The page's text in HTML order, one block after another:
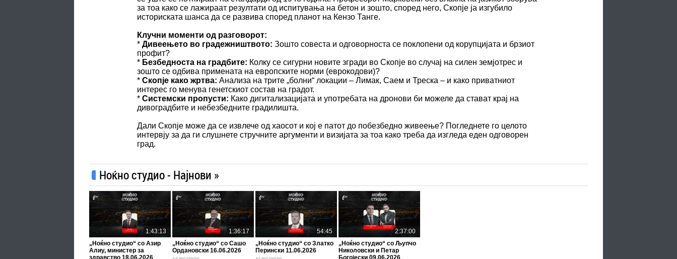
за тоа како се лажираат резултати од испитувања на бетон и зошто, според него, Скопје ја изгубило
историската шанса да се развива според планот на Кензо Танге.
Клучни моменти од разговорот:
* Дивеењето во градежништвото: Зошто совеста и одговорноста се поклопени од корупцијата и брзиот
профит?
* Безбедноста на градбите: Колку се сигурни новите згради во Скопје во случај на силен земјотрес и
зошто се одбива примената на европските норми (еврокодови)?
* Скопје како жртва: Анализа на трите „болни“ локации – Лимак, Саем и Треска – и како приватниот
интерес го менува генетскиот состав на градот.
* Системски пропусти: Како дигитализацијата и употребата на дронови би можеле да стават крај на
дивоградбите и небезбедните градилишта.
Дали Скопје може да се извлече од хаосот и кој е патот до побезбедно живеење? Погледнете го целото
интервју за да ги слушнете стручните аргументи и визијата за тоа како треба да изгледа еден одговорен
град.
Ноќно студио - Најнови »
1:43:13
„Ноќно студио“ со Азир
Алиу, министер за
здравство 18.06.2026
1:36:17
„Ноќно студио“ со Сашо
Ордановски 16.06.2026
54:45
„Ноќно студио“ со Златко
Перински 11.06.2026
2:37:00
„Ноќно студио“ со Љупчо
Николовски и Петар
Богојески 09.06.2026